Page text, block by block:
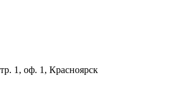
1, оф. 1, Красноярск